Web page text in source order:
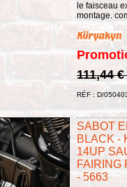
le faisceau
montage.
111,44
RÉF : D/
SABOT
BLACK -
14UP
FAIRING
- 5663